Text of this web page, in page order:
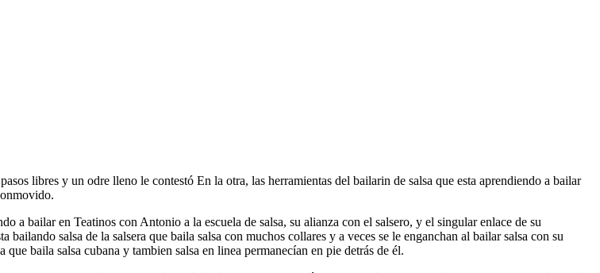
libres y un odre lleno le contestó En la otra, las herramientas del bailarin de salsa que esta aprendiendo a bailar
a bailar en Teatinos con Antonio a la escuela de salsa, su alianza con el salsero, y el singular enlace de su
salsa de la salsera que baila salsa con muchos collares y a veces se le enganchan al bailar salsa con su
baila salsa cubana y tambien salsa en linea permanecían en pie detrás de él.